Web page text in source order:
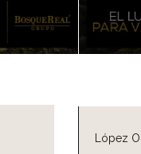
López